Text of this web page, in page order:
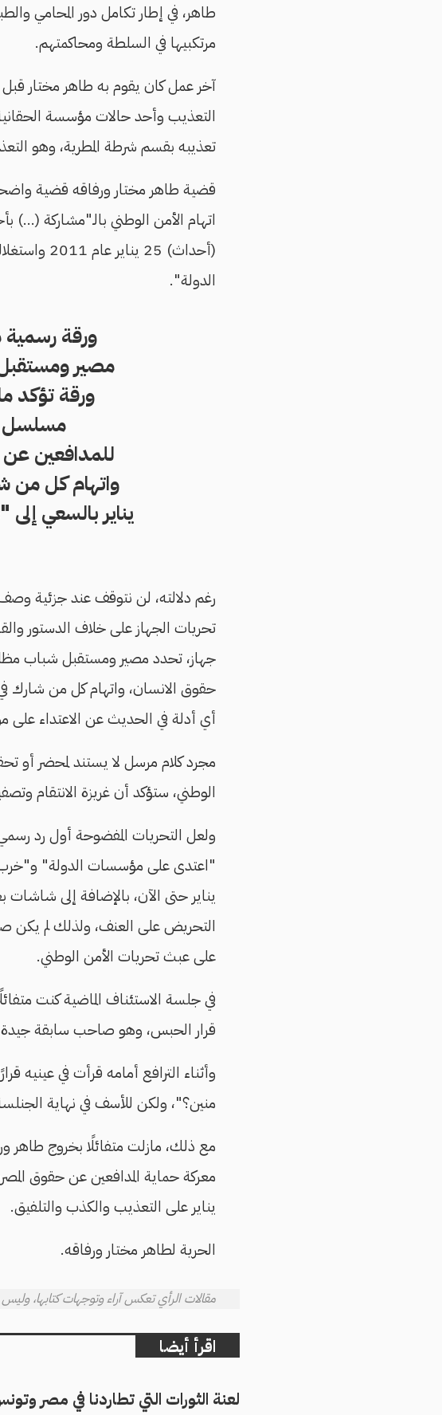
طاهر، في إطار تكامل دور المحامي
مرتكبيها في السلطة ومحاكمتهم.
آخر عمل كان يقوم به طاهر مختار
التعذيب وأحد حالات مؤسسة
تعذيبه بقسم شرطة المطرية، وهو
قضية طاهر مختار ورفاقه قضية
اتهام الأمن الوطني بالـ"مشاركة
(أحداث)
الدولة".
ورقة
مصير
ورقة تؤكد
مسلسل
للمدافعين
يناير بالسعي
جهاز، تحدد مصير ومستقبل شباب
أي أدلة في الحديث عن الاعتداء على مؤسسات
مجرد كلام مرسل لا يستند لمحضر أو
الوطني، ستؤكد أن غريزة الانتقام
"اعتدى على مؤسسات الدولة" و"خرب"
يناير حتى الآن، بالإضافة إلى شاشات
التحريض على العنف، ولذلك لم يكن
على عبث تحريات الأمن الوطني.
في جلسة الاستئناف الماضية كنت
قرار الحبس، وهو صاحب سابقة جيدة
وأثناء الترافع أمامه قرأت في عينيه
منين؟"، ولكن للأسف في نهاية
مع ذلك، مازلت متفائلًا بخروج
معركة حماية المدافعين عن حقوق
يناير على التعذيب والكذب والتلفيق.
الحرية لطاهر مختار ورفاقه.
مقالات الرأي تعكس آراء وتوجهات كتابها، وليس
اقرأ أيضا
لعنة الثورات التي تطاردنا في مصر